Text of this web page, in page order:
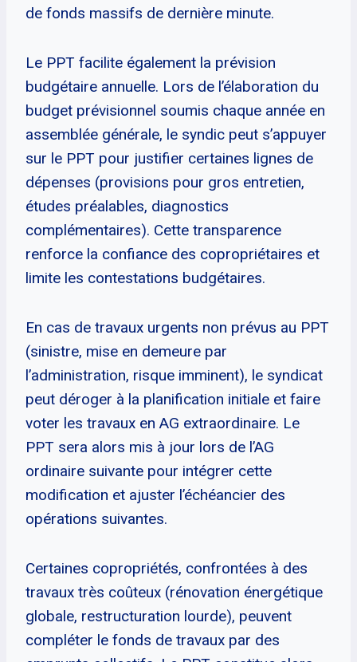
de fonds massifs de dernière minute.
Le PPT facilite également la prévision
budgétaire annuelle. Lors de l’élaboration du
budget prévisionnel soumis chaque année en
assemblée générale, le syndic peut s’appuyer
sur le PPT pour justifier certaines lignes de
dépenses (provisions pour gros entretien,
études préalables, diagnostics
complémentaires). Cette transparence
renforce la confiance des copropriétaires et
limite les contestations budgétaires.
En cas de travaux urgents non prévus au PPT
(sinistre, mise en demeure par
l’administration, risque imminent), le syndicat
peut déroger à la planification initiale et faire
voter les travaux en AG extraordinaire. Le
PPT sera alors mis à jour lors de l’AG
ordinaire suivante pour intégrer cette
modification et ajuster l’échéancier des
opérations suivantes.
Certaines copropriétés, confrontées à des
travaux très coûteux (rénovation énergétique
globale, restructuration lourde), peuvent
compléter le fonds de travaux par des